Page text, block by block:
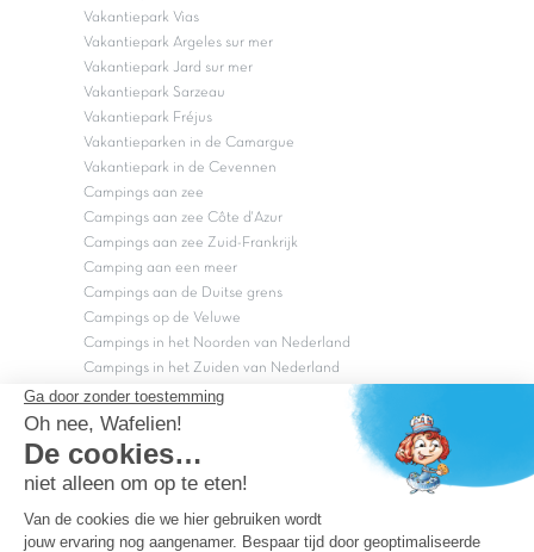
Vakantiepark Vias
Vakantiepark Argeles sur mer
Vakantiepark Jard sur mer
Vakantiepark Sarzeau
Vakantiepark Fréjus
Vakantieparken in de Camargue
Vakantiepark in de Cevennen
Campings aan zee
Campings aan zee Côte d'Azur
Campings aan zee Zuid-Frankrijk
Camping aan een meer
Campings aan de Duitse grens
Campings op de Veluwe
Campings in het Noorden van Nederland
Campings in het Zuiden van Nederland
Copyright Capfun 2026 ©
Bij Capfun solliciteren
Veelgestelde vragen
Dutchbox Vakantiepark
Superdeals
Capfun in de media